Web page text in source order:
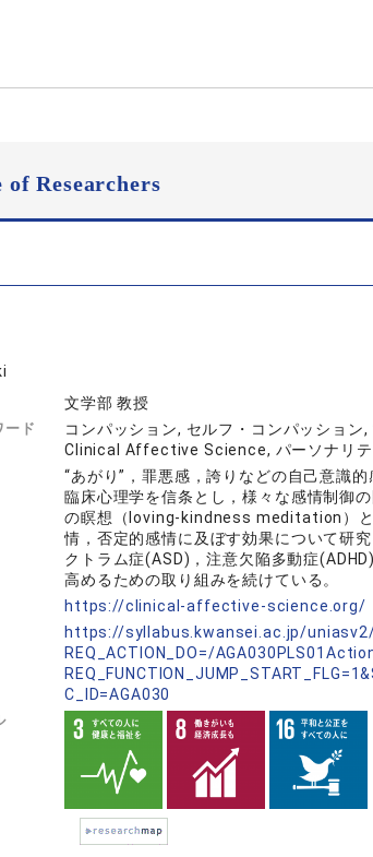
of Researchers
文学部 教授
ード
コンパッション, セルフ・コンパッショ
Clinical Affective Science, パーソナリテ
“あがり”，罪悪感，誇りなどの自己意識
臨床心理学を信条とし，様々な感情制御
の瞑想（loving-kindness meditation）
情，否定的感情に及ぼす効果について研
クトラム症(ASD)，注意欠陥多動症
高めるための取り組みを続けている。
https://clinical-affective-science.org/
https://syllabus.kwansei.ac.jp/uniasv2/
REQ_ACTION_DO=/
C_ID=AGA030